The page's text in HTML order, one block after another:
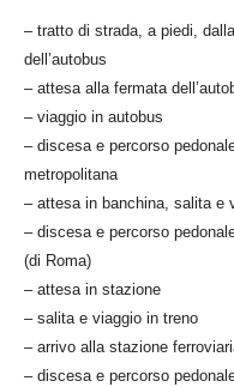
– tratto di strada, a piedi,
dell’autobus
– attesa alla fermata
– viaggio in autobus
– discesa e percorso
metropolitana
– attesa in banchina, salita e
– discesa e percorso
(di Roma)
– attesa in stazione
– salita e viaggio in treno
– arrivo alla stazione
– discesa e percorso